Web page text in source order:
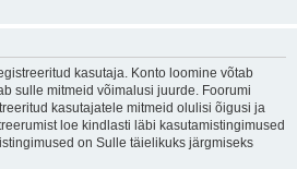
kasutaja. Konto loomine võtab
sulle mitmeid võimalusi juurde. Foorumi
kasutajatele mitmeid olulisi õigusi ja
loe kindlasti läbi kasutamistingimused
on Sulle täielikuks järgmiseks